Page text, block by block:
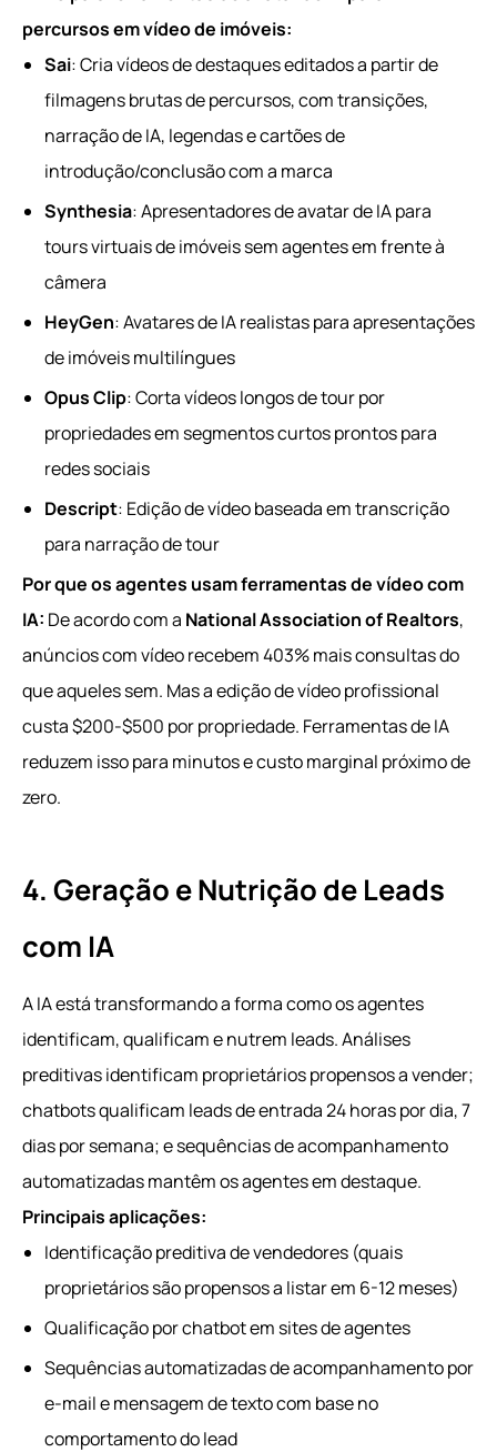
percursos em vídeo de imóveis:
Sai: Cria vídeos de destaques editados a partir de
filmagens brutas de percursos, com transições,
narração de IA, legendas e cartões de
introdução/conclusão com a marca
Synthesia: Apresentadores de avatar de IA para
tours virtuais de imóveis sem agentes em frente à
câmera
HeyGen: Avatares de IA realistas para apresentações
de imóveis multilíngues
Opus Clip: Corta vídeos longos de tour por
propriedades em segmentos curtos prontos para
redes sociais
Descript: Edição de vídeo baseada em transcrição
para narração de tour
Por que os agentes usam ferramentas de vídeo com
IA: De acordo com a National Association of Realtors,
anúncios com vídeo recebem 403% mais consultas do
que aqueles sem. Mas a edição de vídeo profissional
custa $200-$500 por propriedade. Ferramentas de IA
reduzem isso para minutos e custo marginal próximo de
zero.
4. Geração e Nutrição de Leads
com IA
A IA está transformando a forma como os agentes
identificam, qualificam e nutrem leads. Análises
preditivas identificam proprietários propensos a vender;
chatbots qualificam leads de entrada 24 horas por dia, 7
dias por semana; e sequências de acompanhamento
automatizadas mantêm os agentes em destaque.
Principais aplicações:
Identificação preditiva de vendedores (quais
proprietários são propensos a listar em 6-12 meses)
Qualificação por chatbot em sites de agentes
Sequências automatizadas de acompanhamento por
e-mail e mensagem de texto com base no
comportamento do lead